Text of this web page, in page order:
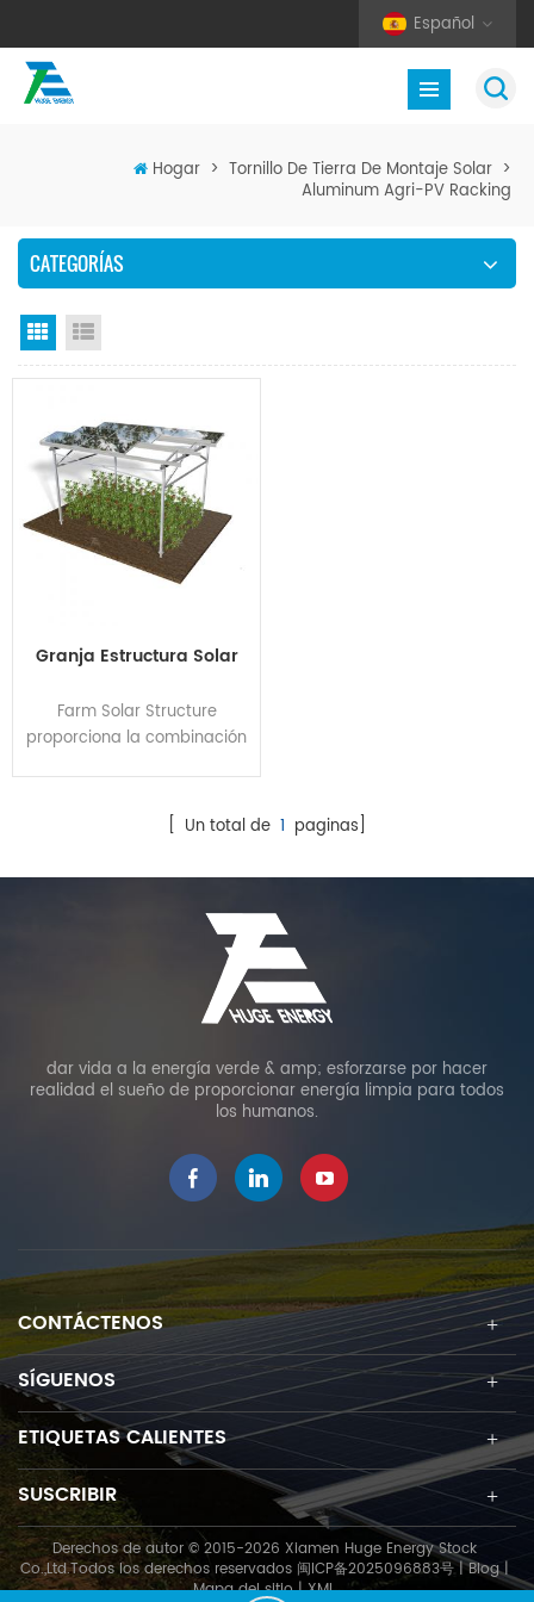
Español
Hogar > Tornillo De Tierra De Montaje Solar >
Aluminum Agri-PV Racking
CATEGORÍAS
Vista en cuadrícula
Granja Estructura Solar
Farm Solar Structure
proporciona la combinación
como para el cultivo. El
electricidad como para el
cultivo. Los agricultores
pueden aprovechar la
energía del sol para
actividades básicas diarias
y la iluminación. El exceso
de electricidad se puede
obtener ingresos.
[ Un total de 1 paginas]
dar vida a la energía verde & amp; esforzarse por hacer
realidad el sueño de proporcionar energía limpia para todos
los humanos.
CONTÁCTENOS
SÍGUENOS
ETIQUETAS CALIENTES
SUSCRIBIR
Derechos de autor © 2015-2026 Xiamen Huge Energy Stock
Co.,Ltd.Todos los derechos reservados 闽ICP备2025096883号|Blog|
Mapa del sitio|XML